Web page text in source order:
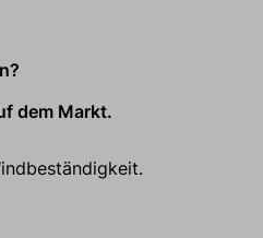
dem Markt.